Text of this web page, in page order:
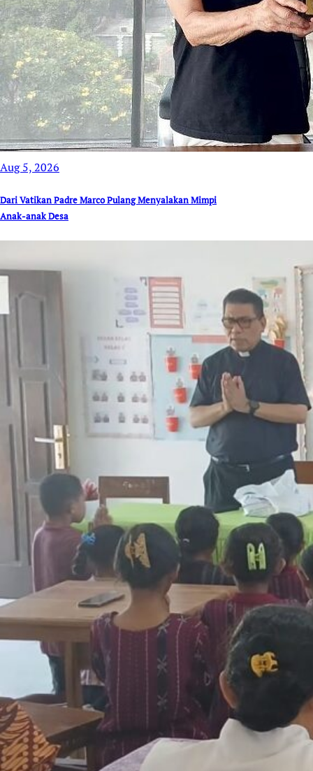
Aug 5, 2026
Dari Vatikan Padre Marco Pulang Menyalakan Mimpi
Anak-anak Desa